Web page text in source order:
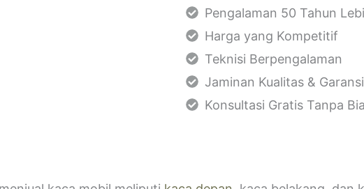
Pengalaman 50 Tahun
Harga yang Kompetitif
Teknisi Berpengalaman
Jaminan Kualitas &
Konsultasi Gratis Tanpa